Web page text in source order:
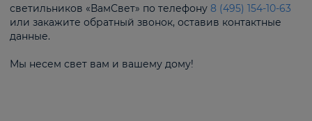
светильников «ВамСвет» по телефону 8 (495) 154-10-63
или закажите обратный звонок, оставив контактные
данные.
Мы несем свет вам и вашему дому!